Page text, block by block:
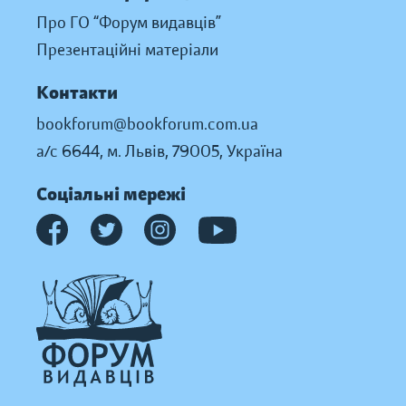
Про ГО “Форум видавців”
Презентаційні матеріали
Контакти
bookforum@bookforum.com.ua
а/с 6644, м. Львів, 79005, Україна
Соціальні мережі